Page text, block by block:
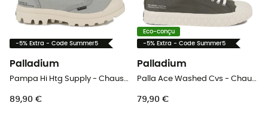
-5% Extra - Code Summer5
Palladium
89,90 €
Eco-conçu
-5% Extra - Code Summer5
Palladium
79,90 €